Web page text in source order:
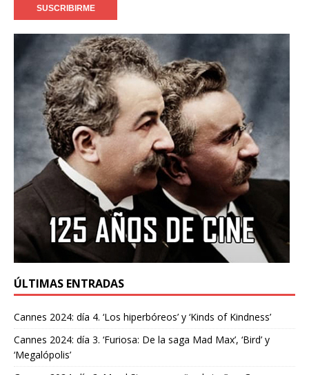
ÚLTIMAS ENTRADAS
Cannes 2024: día 4. ‘Los hiperbóreos’ y ‘Kinds of Kindness’
Cannes 2024: día 3. ‘Furiosa: De la saga Mad Max’, ‘Bird’ y
‘Megalópolis’